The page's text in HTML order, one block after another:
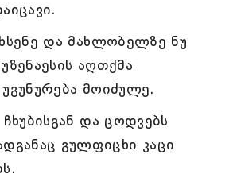
და მახლობელზე ნუ
აღთქმა
მოიძულე.
ჩხუბისგან და ცოდვებს
გულფიცხი კაცი